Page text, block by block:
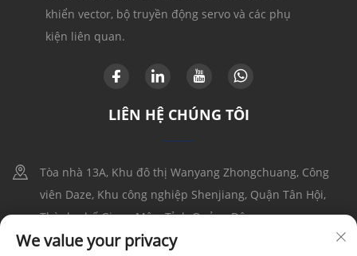
khiển vector, bộ truyền động servo và các phụ
kiện liên quan.
LIÊN HỆ CHÚNG TÔI
Tòa nhà 13A, Khu đô thị Wanyang Zhongchuang, Công
viên Daze, Khu công nghiệp Shenjiang, Quận Tân Hội,
Thành phố Giang Môn, Tỉnh Quảng Đông
+86-17316086390
We value your privacy